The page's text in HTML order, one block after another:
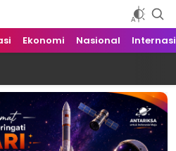
Ekonomi Nasional